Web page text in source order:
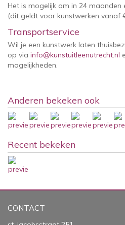
Het is mogelijk om in 24 maanden
(dit geldt voor kunstwerken vanaf
Transportservice
Wil je een kunstwerk laten
op via info@kunstuitleenutrecht.nl
mogelijkheden.
Anderen bekeken ook
Recent bekeken
CONTACT